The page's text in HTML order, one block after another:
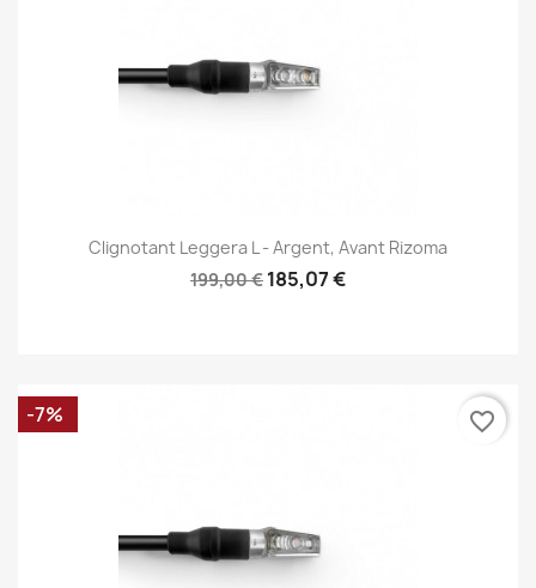
Clignotant Leggera L - Argent, Avant Rizoma
199,00 € 185,07 €
-7% favorite_border